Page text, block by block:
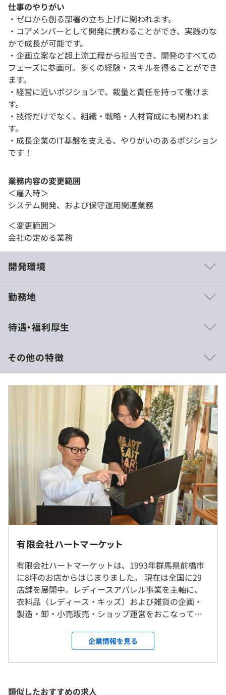
仕事のやりがい
・ゼロから創る部署の立ち上げに関われます。
・コアメンバーとして開発に携わることができ、実践のな
かで成長が可能です。
・企画立案など超上流工程から担当でき、開発のすべての
フェーズに参画可。多くの経験・スキルを得ることができ
ます。
・経営に近いポジションで、裁量と責任を持って働けま
す。
・技術だけでなく、組織・戦略・人材育成にも関われま
す。
・成長企業のIT基盤を支える、やりがいのあるポジション
です！
業務内容の変更範囲
＜雇入時＞
システム開発、および保守運用関連業務
＜変更範囲＞
会社の定める業務
開発環境
外部研修やセミナーの受講は可能です。
【職場の雰囲気】
・一人ひとりの成長が、チームの力となり、心地よい職場
をつくっていく。
そんな想いを共有しながら、前向きにチャレンジできる
環境です。
・経営層が近く、エンジニアリングに対する理解が得られ
ているため、開発しやすい環境です。
また、失敗に対する理解もあるため、挑戦しやすい環境
です。開発方法などについても固定したものはないため、
プロジェクトごとに柔軟に対応できます。
勤務地
◎リモート勤務OK（週2日程度のリモート勤務が可能で
す）
◎転勤はありません。
就業場所の変更範囲
＜雇入時＞
川原オフィス、および自宅
会社の定める場所（テレワークをおこなう場所も含む）
待遇・福利厚生
年俸制： 350万円～600万円（一律手当を含む）
◎残業代は別途全額支給（固定残業〈みなし残業〉代制で
（※ 想定年収は年収提示額を保証するものではありません）
9：00〜18：00（実働時間：8時間）
休憩時間：12：00～13：00（60分）
せん
《年間休日：120日》
・週休2日制（シフト制）
その他の特徴
有限会社ハートマーケット
有限会社ハートマーケットは、1993年群馬県前橋市
に8坪のお店からはじまりました。 現在は全国に29
店舗を展開中。レディースアパレル事業を主軸に、
衣料品（レディース・キッズ）および雑貨の企画・
製造・卸・小売販売・ショップ運営をおこなってい
100億円規模へと成長しました。 ハートマーケット
の洋服を通して、お客様の笑顔を集めることがわた
したちの理念です。 「モノ」を売るだけでなく、た
ます。 現在は売上1000億を目指しており、DX戦略の
企業情報を見る
類似したおすすめの求人